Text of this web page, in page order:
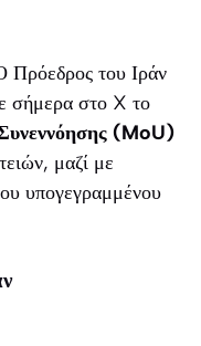
του Ιράν
σήμερα στο X το
(MoU)
μαζί με
υπογεγραμμένου